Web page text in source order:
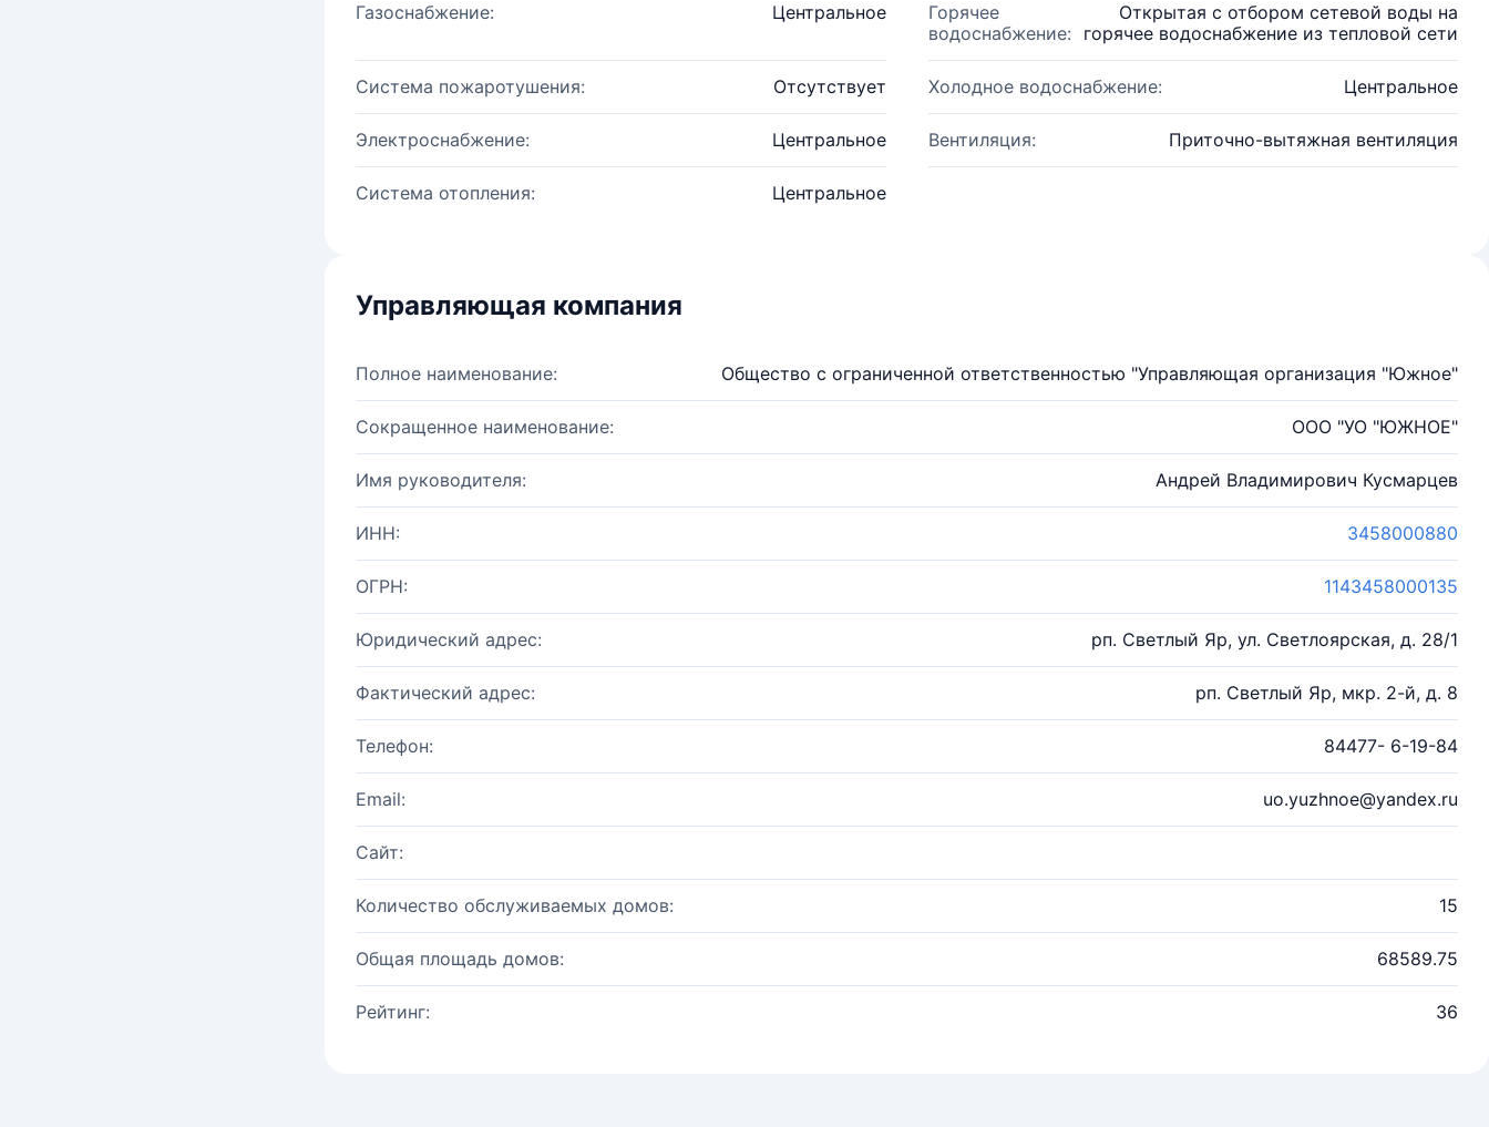
Газоснабжение: Центральное
Горячее
водоснабжение:
Открытая с отбором сетевой воды на
горячее водоснабжение из тепловой сети
Система пожаротушения: Отсутствует Холодное водоснабжение: Центральное
Электроснабжение: Центральное Вентиляция: Приточно-вытяжная вентиляция
Система отопления: Центральное
Управляющая компания
Полное наименование: Общество с ограниченной ответственностью "Управляющая организация "Южное"
Сокращенное наименование: ООО "УО "ЮЖНОЕ"
Имя руководителя: Андрей Владимирович Кусмарцев
ИНН: 3458000880
ОГРН: 1143458000135
Юридический адрес: рп. Светлый Яр, ул. Светлоярская, д. 28/1
Фактический адрес: рп. Светлый Яр, мкр. 2-й, д. 8
Телефон: 84477- 6-19-84
Email: uo.yuzhnoe@yandex.ru
Сайт:
Количество обслуживаемых домов: 15
Общая площадь домов: 68589.75
Рейтинг: 36